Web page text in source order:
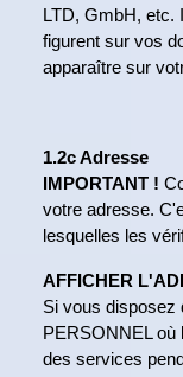
LTD, GmbH, etc.
figurent sur vos
apparaître sur
1.2c Adresse
IMPORTANT !
votre adresse.
lesquelles les
AFFICHER
Si vous disposez
PERSONNEL où
des services